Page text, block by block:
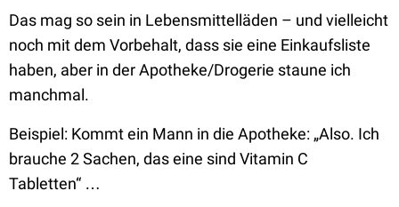
Das mag so sein in Lebensmittelläden – und vielleicht
noch mit dem Vorbehalt, dass sie eine Einkaufsliste
haben, aber in der Apotheke/Drogerie staune ich
manchmal.
Beispiel: Kommt ein Mann in die Apotheke: „Also. Ich
brauche 2 Sachen, das eine sind Vitamin C
Tabletten“ …